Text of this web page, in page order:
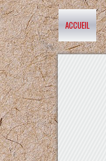
ACCUEIL